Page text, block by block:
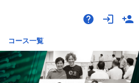
help login person_add
コース一覧